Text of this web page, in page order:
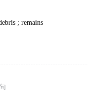
; remains